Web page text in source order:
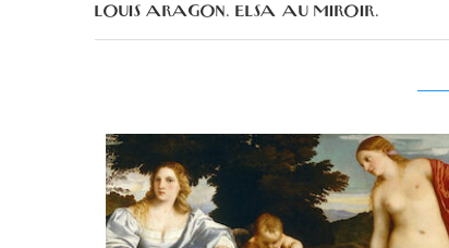
LOUIS ARAGON. ELSA AU MIROIR.